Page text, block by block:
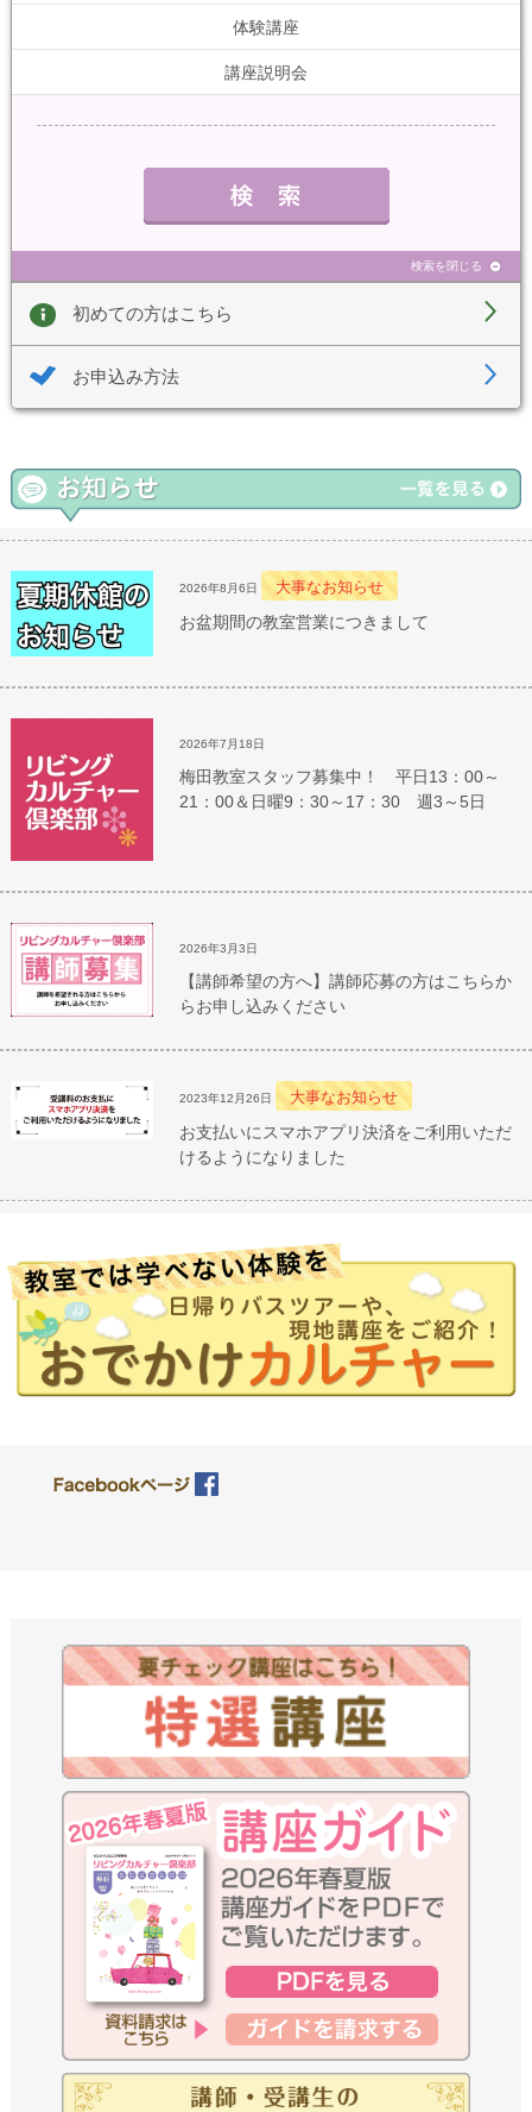
体験講座
講座説明会
検索を閉じる
初めての方はこちら
お申込み方法
2026年8月6日 大事なお知らせ
お盆期間の教室営業につきまして
2026年7月18日
梅田教室スタッフ募集中！ 平日13：00～
21：00＆日曜9：30～17：30 週3～5日
2026年3月3日
【講師希望の方へ】講師応募の方はこちらか
らお申し込みください
2023年12月26日 大事なお知らせ
お支払いにスマホアプリ決済をご利用いただ
けるようになりました